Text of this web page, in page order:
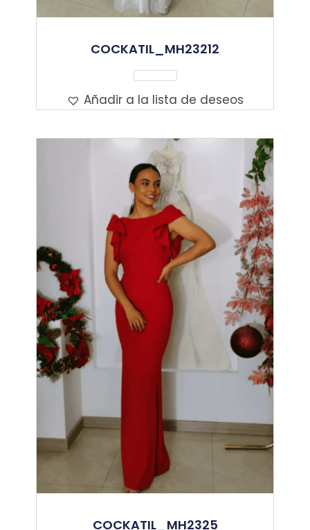
COCKATIL_MH23212
Leer Más
Añadir a la lista de deseos
COCKATIL_MH2325